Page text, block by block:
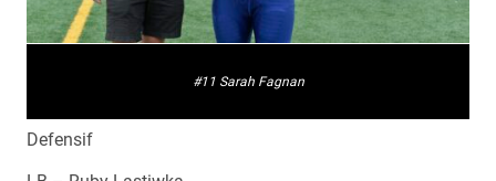
#11 Sarah Fagnan
Defensif